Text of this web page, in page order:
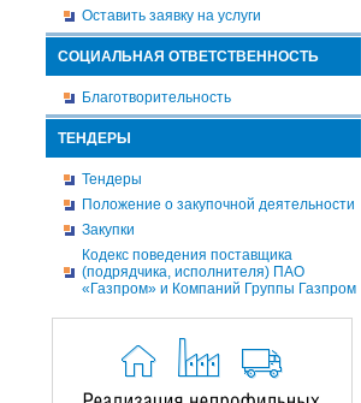
Оставить заявку на услуги
СОЦИАЛЬНАЯ ОТВЕТСТВЕННОСТЬ
Благотворительность
ТЕНДЕРЫ
Тендеры
Положение о закупочной деятельности
Закупки
Кодекс поведения поставщика
(подрядчика, исполнителя) ПАО
«Газпром» и Компаний Группы Газпром